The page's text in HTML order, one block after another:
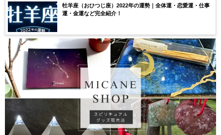
牡羊座（おひつじ座）2022年の運勢｜全体運・恋愛運・仕事
運・金運など完全紹介！